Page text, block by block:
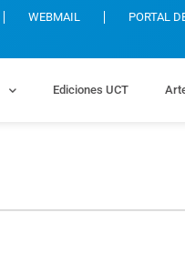
WEBMAIL PORTAL
Ediciones UCT